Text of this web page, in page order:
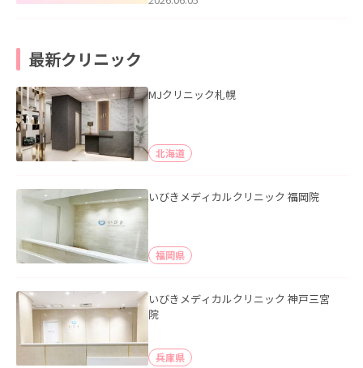
最新クリニック
MJクリニック札幌
北海道
いびきメディカルクリニック 福岡院
福岡県
いびきメディカルクリニック 神戸三宮
院
兵庫県